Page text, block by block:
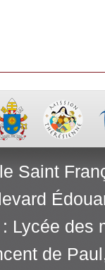
Saint
Lycée des
de